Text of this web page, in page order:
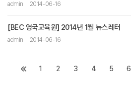
admin 2014-06-16
[BEC 영국교육원] 2014년 1월 뉴스레터
admin 2014-06-16
1 2 3 4 5 6